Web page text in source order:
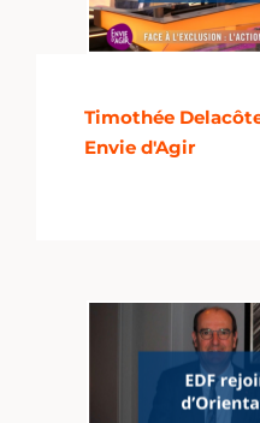
Timothée
Envie d'Agir